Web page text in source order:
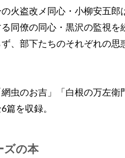
火盗改メ同心・小柳安五
同僚の同心・黒沢の監視を
、部下たちのそれぞれの
網虫のお吉」「白根の万左衛
篇を収録。
ズの本